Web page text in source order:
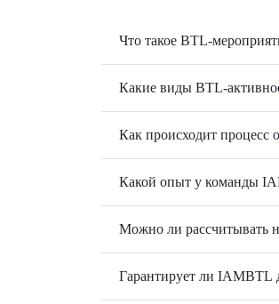
Что такое BTL-
Какие виды BTL-
Как происходит процесс
Какой опыт у команды
Можно ли рассчитывать
Гарантирует ли IAMBTL